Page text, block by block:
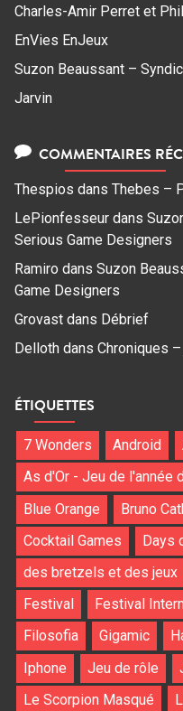
Charles-Amir Perret et
EnVies EnJeux
Suzon Beaussant –
Jarvin
COMMENTAIRES
Thespios dans Thebes –
LePionfesseur dans
Serious Game Designers
Ramiro dans Suzon
Game Designers
Grovast dans Débrief
Delloth dans Chroniques
ÉTIQUETTES
7 Wonders Android
As d'Or - Jeu de l'année
Blue Orange
Bruno
Cocktail Games
Days
des bretzels et des jeux
Festival
Festival
Filosofia
Gigamic
Iphone
Jeu de rôle
Le Scorpion Masqué